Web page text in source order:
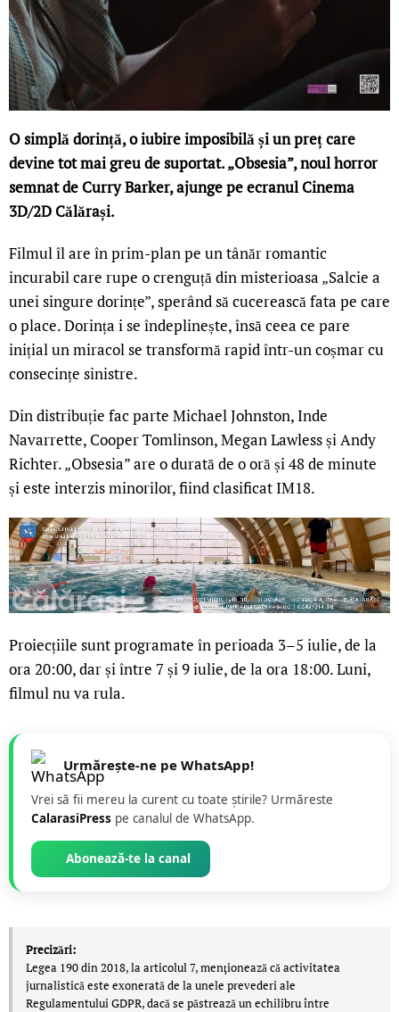
O simplă dorință, o iubire imposibilă și un preț care
devine tot mai greu de suportat. „Obsesia”, noul horror
semnat de Curry Barker, ajunge pe ecranul Cinema
3D/2D Călărași.
Filmul îl are în prim-plan pe un tânăr romantic
incurabil care rupe o crenguță din misterioasa „Salcie a
unei singure dorințe”, sperând să cucerească fata pe care
o place. Dorința i se îndeplinește, însă ceea ce pare
inițial un miracol se transformă rapid într-un coșmar cu
consecințe sinistre.
Din distribuție fac parte Michael Johnston, Inde
Navarrette, Cooper Tomlinson, Megan Lawless și Andy
Richter. „Obsesia” are o durată de o oră și 48 de minute
și este interzis minorilor, fiind clasificat IM18.
Proiecțiile sunt programate în perioada 3–5 iulie, de la
ora 20:00, dar și între 7 și 9 iulie, de la ora 18:00. Luni,
filmul nu va rula.
Urmărește-ne pe WhatsApp!
Vrei să fii mereu la curent cu toate știrile? Urmăreste
CalarasiPress pe canalul de WhatsApp.
Abonează-te la canal
Precizări:
Legea 190 din 2018, la articolul 7, menţionează că activitatea
jurnalistică este exonerată de la unele prevederi ale
Regulamentului GDPR, dacă se păstrează un echilibru între